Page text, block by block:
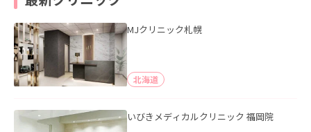
MJクリニック札幌
北海道
いびきメディカルクリニック 福岡院